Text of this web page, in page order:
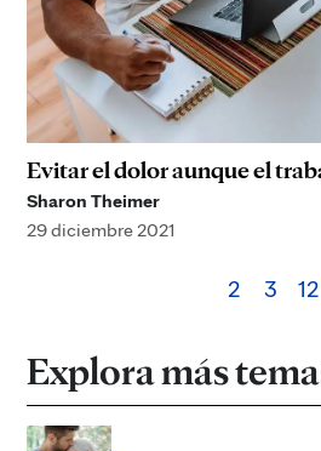
Evitar el dolor aunque el
Sharon Theimer
29 diciembre 2021
2 3 12
Explora más